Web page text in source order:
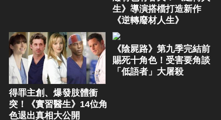
生》導演搭檔打造新作
《逆轉廢材人生》
得罪主創、爆發肢體衝
突！《實習醫生》14位角
色退出真相大公開
《陰屍路》第九季完結前
賜死十角色！受害要角談
「低語者」大屠殺